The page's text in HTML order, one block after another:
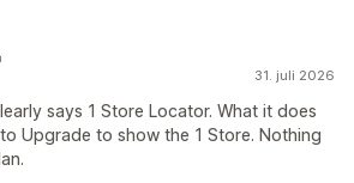
31. juli 2026
says 1 Store Locator. What it does
Upgrade to show the 1 Store. Nothing